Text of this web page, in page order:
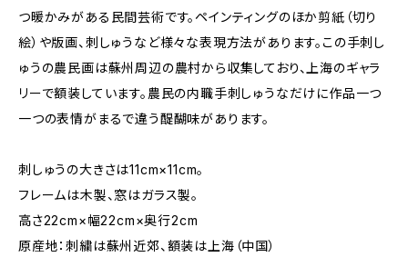
つ暖かみがある民間芸術です。ペインティングのほか剪紙（切り
絵）や版画、刺しゅうなど様々な表現方法があります。この手刺し
ゅうの農民画は蘇州周辺の農村から収集しており、上海のギャラ
リーで額装しています。農民の内職手刺しゅうなだけに作品一つ
一つの表情がまるで違う醍醐味があります。
刺しゅうの大きさは11cm×11cm。
フレームは木製、窓はガラス製。
高さ22cm×幅22cm×奥行2cm
原産地：刺繍は蘇州近郊、額装は上海（中国）